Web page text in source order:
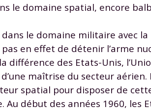
le domaine spatial, encore
le domaine militaire avec
en effet de détenir l’arme
différence des Etats-Unis,
maîtrise du secteur
spatial pour disposer de
début des années 1960, les
de progresser